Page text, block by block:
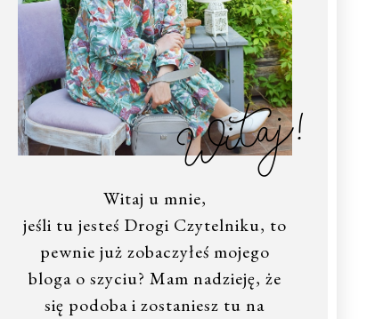
Witaj!
Witaj u mnie,
jeśli tu jesteś Drogi Czytelniku, to
pewnie już zobaczyłeś mojego
bloga o szyciu? Mam nadzieję, że
się podoba i zostaniesz tu na